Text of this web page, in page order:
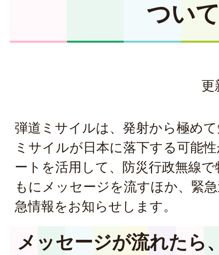
つい
更
弾道ミサイルは、発射から極め
ミサイルが日本に落下する可能
ートを活用して、防災行政無線
もにメッセージを流すほか、緊
急情報をお知らせします。
メッセージが流れたら